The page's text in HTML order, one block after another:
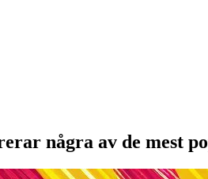
några av de mest